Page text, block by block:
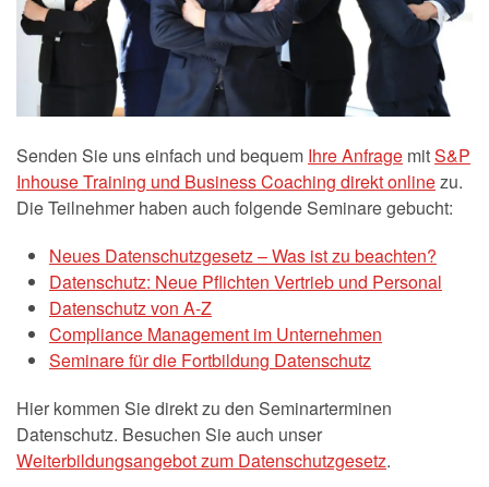
Senden Sie uns einfach und bequem Ihre Anfrage mitS&P
Inhouse Training und Business Coaching direkt onlinezu.
Die Teilnehmer haben auch folgende Seminare gebucht:
Neues Datenschutzgesetz – Was ist zu beachten?
Datenschutz: Neue Pflichten Vertrieb und Personal
Datenschutz von A-Z
Compliance Management im Unternehmen
Seminare für die Fortbildung Datenschutz
Hier kommen Sie direkt zu den Seminarterminen
Datenschutz. Besuchen Sie auch unser
Weiterbildungsangebot zum Datenschutzgesetz.